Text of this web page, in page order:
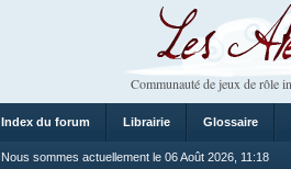
Les Ateliers
Communauté de jeux de rôle
Index du forum Librairie Glossaire
Nous sommes actuellement le 06 Août 2026, 11:18